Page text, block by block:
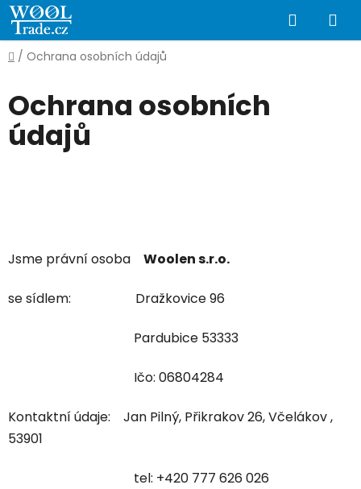
Přejít
na
obsah
Hledat
Domů
/ Ochrana osobních údajů
Ochrana osobních
údajů
Jsme právní osoba Woolen s.r.o.
se sídlem: Dražkovice 96
Pardubice 53333
Ičo: 06804284
Kontaktní údaje: Jan Pilný, Přikrakov 26, Včelákov ,
53901
tel: +420 777 626 026